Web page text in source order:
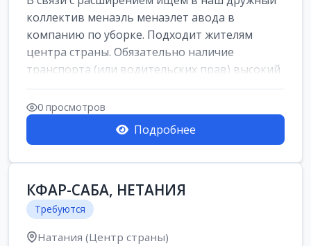
коллектив менаэль менаэлет авода в
компанию по уборке. Подходит жителям
центра страны. Обязательно наличие
транспорта (или водительских прав) высокий
уровень и...
0 просмотров
Подробнее
КФАР-САБА, НЕТАНИЯ
Требуются
Натания (Центр страны)